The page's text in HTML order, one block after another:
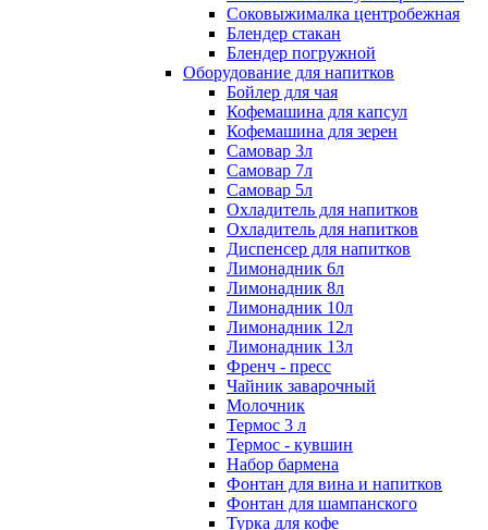
Соковыжималка центробежная
Блендер стакан
Блендер погружной
Оборудование для напитков
Бойлер для чая
Кофемашина для капсул
Кофемашина для зерен
Самовар 3л
Самовар 7л
Самовар 5л
Охладитель для напитков
Охладитель для напитков
Диспенсер для напитков
Лимонадник 6л
Лимонадник 8л
Лимонадник 10л
Лимонадник 12л
Лимонадник 13л
Френч - пресс
Чайник заварочный
Молочник
Термос 3 л
Термос - кувшин
Набор бармена
Фонтан для вина и напитков
Фонтан для шампанского
Турка для кофе